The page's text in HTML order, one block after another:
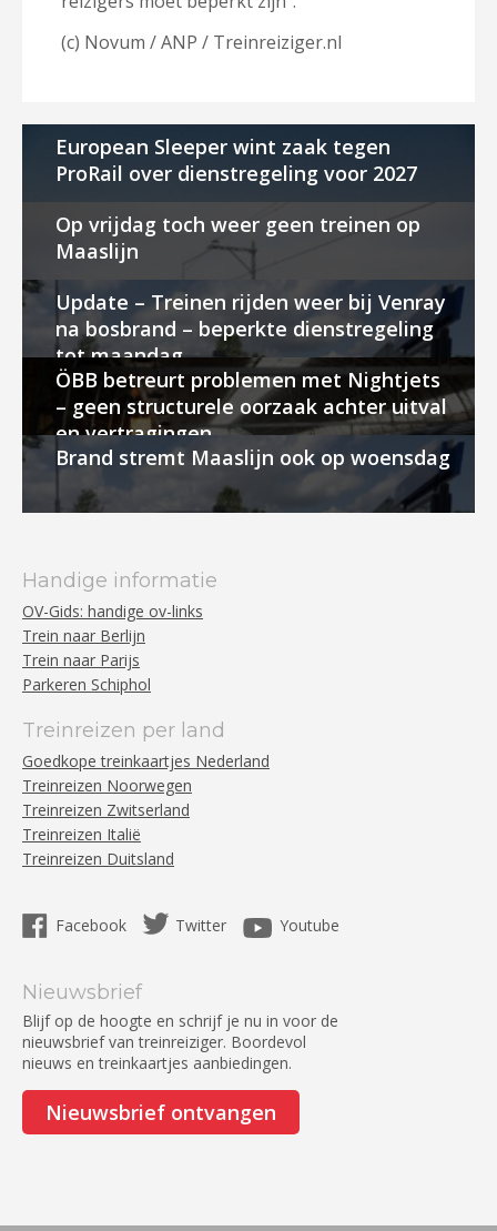
(c) Novum / ANP / Treinreiziger.nl
European Sleeper wint zaak tegen
ProRail over dienstregeling voor 2027
Op vrijdag toch weer geen treinen op
Maaslijn
Update – Treinen rijden weer bij Venray
na bosbrand – beperkte dienstregeling
tot maandag
ÖBB betreurt problemen met Nightjets
– geen structurele oorzaak achter uitval
en vertragingen
Brand stremt Maaslijn ook op woensdag
Handige informatie
OV-Gids: handige ov-links
Trein naar Berlijn
Trein naar Parijs
Parkeren Schiphol
Treinreizen per land
Goedkope treinkaartjes Nederland
Treinreizen Noorwegen
Treinreizen Zwitserland
Treinreizen Italië
Treinreizen Duitsland
Facebook Twitter Youtube
Nieuwsbrief
Blijf op de hoogte en schrijf je nu in voor de
nieuwsbrief van treinreiziger. Boordevol
nieuws en treinkaartjes aanbiedingen.
Nieuwsbrief ontvangen